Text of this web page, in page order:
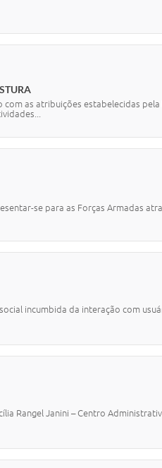
as atribuições estabelecidas
se para as Forças Armadas
incumbida da interação com
Rangel Janini – Centro